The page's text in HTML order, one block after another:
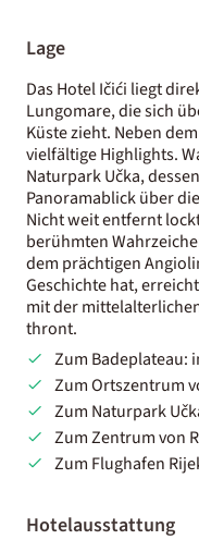
Lage
Das Hotel Ičići liegt
Lungomare, die sich
Küste zieht. Neben
vielfältige Highlights.
Naturpark Učka,
Panoramablick über
Nicht weit entfernt
berühmten
dem prächtigen
Geschichte hat,
mit der
thront.
Zum Badeplateau:
Zum Ortszentrum
Zum Naturpark
Zum Zentrum von
Zum Flughafen
Hotelausstattung